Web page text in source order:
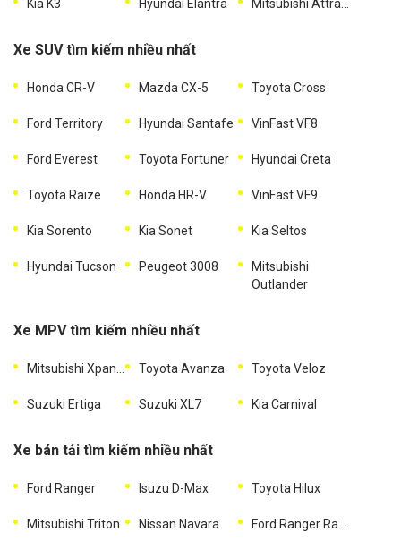
Kia K3 Hyundai Elantra
Xe SUV tìm kiếm nhiều nhất
Honda CR-V Mazda CX-5 Toyota Cross
Ford Territory Hyundai Santafe VinFast VF8
Ford Everest Toyota Fortuner Hyundai Creta
Toyota Raize Honda HR-V VinFast VF9
Kia Sorento Kia Sonet Kia Seltos
Hyundai Tucson Peugeot 3008
Mitsubishi
Outlander
Xe MPV tìm kiếm nhiều nhất
Toyota Avanza Toyota Veloz
Suzuki Ertiga Suzuki XL7 Kia Carnival
Xe bán tải tìm kiếm nhiều nhất
Ford Ranger Isuzu D-Max Toyota Hilux
Mitsubishi Triton Nissan Navara